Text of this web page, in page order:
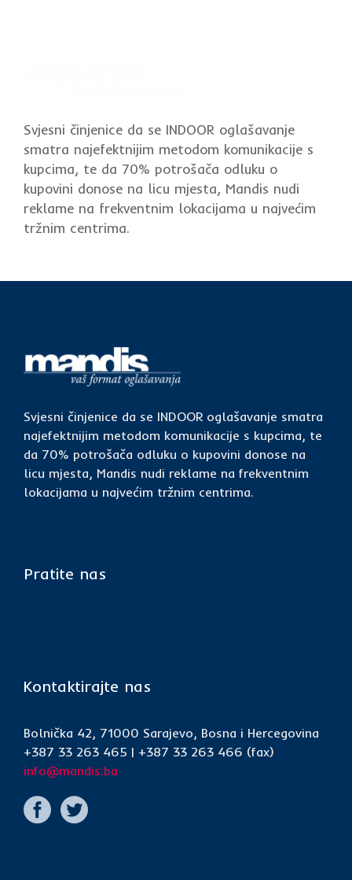
Svjesni činjenice da se INDOOR oglašavanje
smatra najefektnijim metodom komunikacije s
kupcima, te da 70% potrošača odluku o
kupovini donose na licu mjesta, Mandis nudi
reklame na frekventnim lokacijama u najvećim
tržnim centrima.
Svjesni činjenice da se INDOOR oglašavanje smatra
najefektnijim metodom komunikacije s kupcima, te
da 70% potrošača odluku o kupovini donose na
licu mjesta, Mandis nudi reklame na frekventnim
lokacijama u najvećim tržnim centrima.
Pratite nas
Kontaktirajte nas
Bolnička 42, 71000 Sarajevo, Bosna i Hercegovina
+387 33 263 465 | +387 33 263 466 (fax)
info@mandis.ba